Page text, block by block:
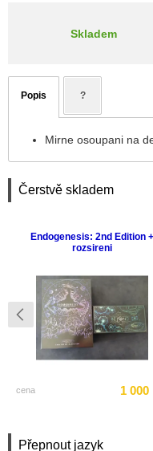
Přepnout jazyk
Skladem
Popis ?
Mirne osoupani na
Čerstvě skladem
Endogenesis: 2nd Edition +
rozsireni
cena 1 000